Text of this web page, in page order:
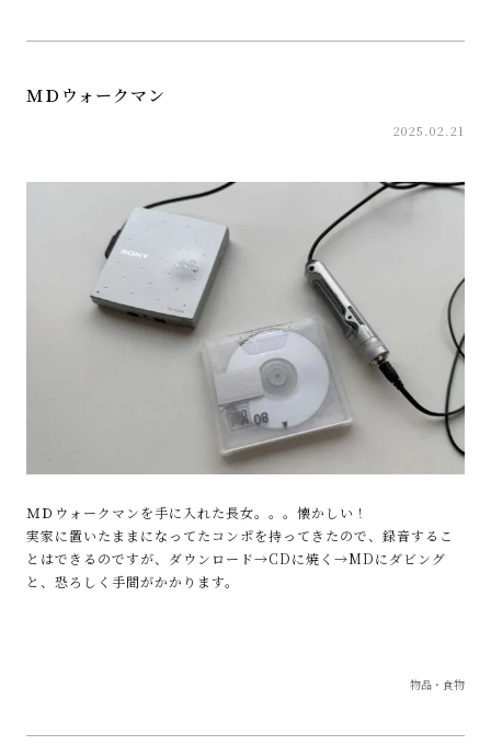
ＭＤウォークマン
2025.02.21
ＭＤウォークマンを手に入れた長女。。。懐かしい！
実家に置いたままになってたコンポを持ってきたので、録音するこ
とはできるのですが、ダウンロード→CDに焼く→MDにダビング
と、恐ろしく手間がかかります。
物品・食物